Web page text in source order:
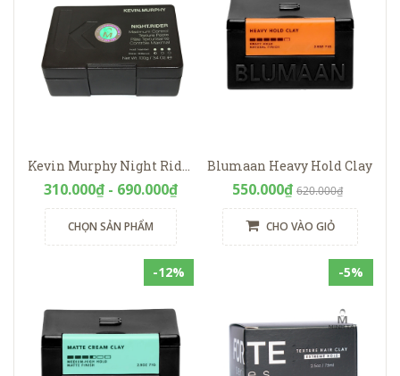
Kevin Murphy Night Rider
310.000₫ - 690.000₫
CHỌN SẢN PHẨM
Blumaan Heavy Hold Clay
550.000₫ 620.000₫
CHO VÀO GIỎ
-12% -5%